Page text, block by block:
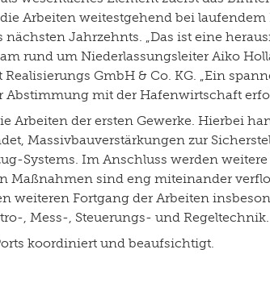
Arbeiten weitestgehend bei
Jahrzehnts. „Das ist eine
rund um Niederlassungsleiter Aiko
Realisierungs GmbH & Co. KG. „Ein
Abstimmung mit der Hafenwirtschaft
Arbeiten der ersten Gewerke. Hierbei
Massivbauverstärkungen zur
Systems. Im Anschluss werden
Maßnahmen sind eng miteinander
weiteren Fortgang der Arbeiten
, Mess-, Steuerungs- und Regeltechnik.
koordiniert und beaufsichtigt.